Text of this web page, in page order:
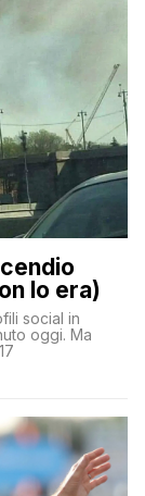
lo era)
social in
oggi. Ma